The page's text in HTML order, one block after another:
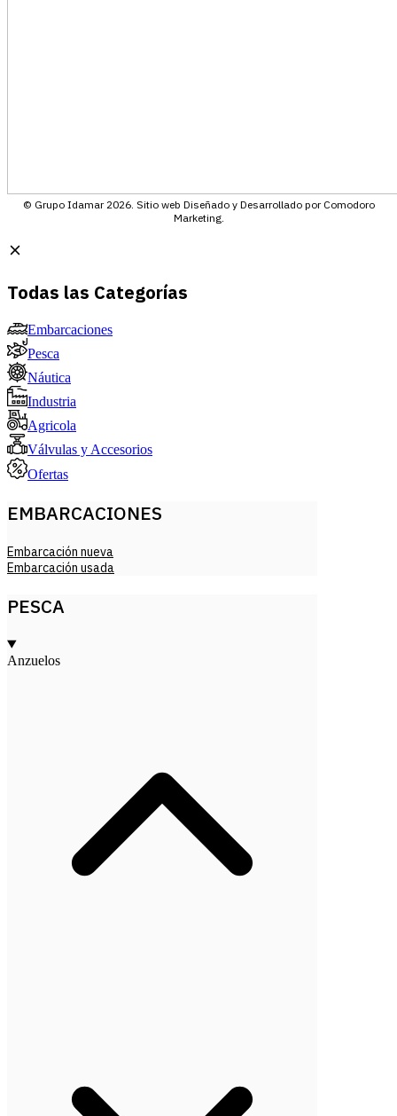
© Grupo Idamar 2026. Sitio web Diseñado y Desarrollado por Comodoro
Marketing.
Todas las Categorías
Embarcaciones
Pesca
Náutica
Industria
Agricola
Válvulas y Accesorios
Ofertas
EMBARCACIONES
Embarcación nueva
Embarcación usada
PESCA
Anzuelos